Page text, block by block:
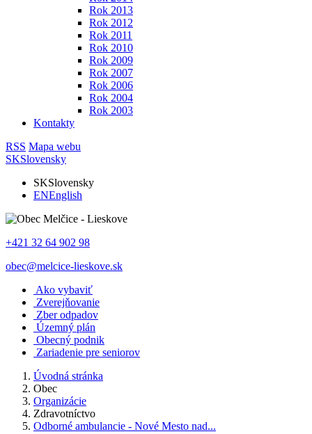
Rok 2013
Rok 2012
Rok 2011
Rok 2010
Rok 2009
Rok 2007
Rok 2006
Rok 2004
Rok 2003
Kontakty
RSS Mapa webu
SKSlovensky
SKSlovensky
ENEnglish
+421 32 64 902 98
obec@melcice-lieskove.sk
Ako vybaviť
Zverejňovanie
Zber odpadov
Územný plán
Obecný podnik
Zariadenie pre seniorov
Úvodná stránka
Obec
Organizácie
Zdravotníctvo
Odborné ambulancie - Nové Mesto nad...